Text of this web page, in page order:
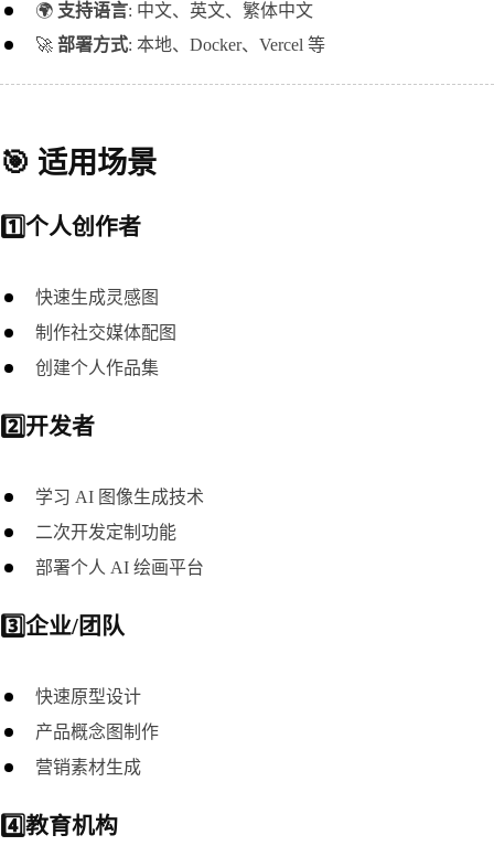
🌍 支持语言: 中文、英文、繁体中文
🚀 部署方式: 本地、Docker、Vercel 等
🎯 适用场景
1️⃣个人创作者
快速生成灵感图
制作社交媒体配图
创建个人作品集
2️⃣开发者
学习 AI 图像生成技术
二次开发定制功能
部署个人 AI 绘画平台
3️⃣企业/团队
快速原型设计
产品概念图制作
营销素材生成
4️⃣教育机构